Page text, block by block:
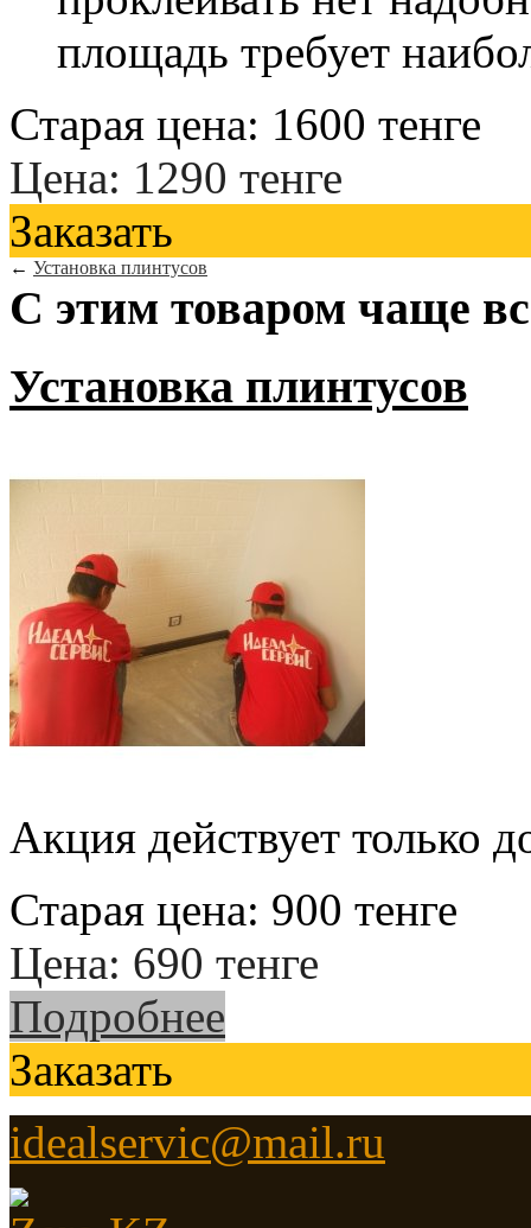
площадь требует
Старая цена: 1600 тенге
Цена: 1290 тенге
Заказать
← Установка плинтусов
С этим товаром чаще
Установка плинтусов
Акция действует только
Старая цена: 900 тенге
Цена: 690 тенге
Подробнее
Заказать
idealservic@mail.ru